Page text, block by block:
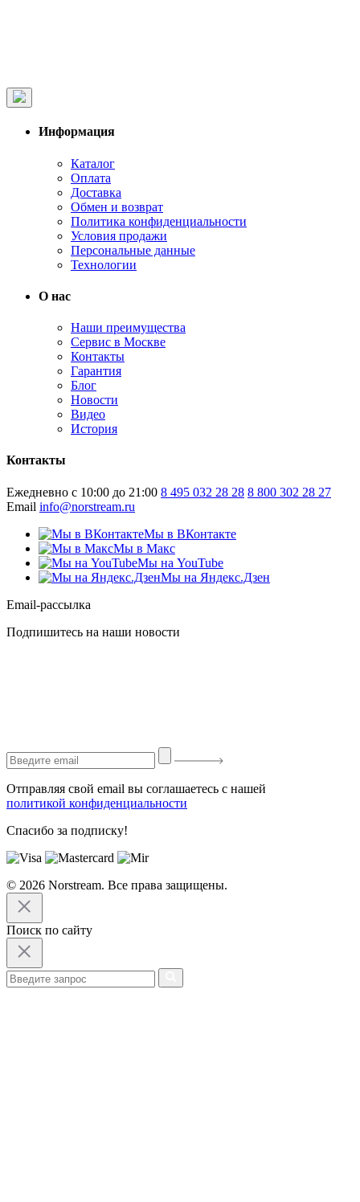
Информация
Каталог
Оплата
Доставка
Обмен и возврат
Политика конфиденциальности
Условия продажи
Персональные данные
Технологии
О нас
Наши преимущества
Сервис в Москве
Контакты
Гарантия
Блог
Новости
Видео
История
Контакты
Ежедневно с 10:00 до 21:00 8 495 032 28 28 8 800 302 28 27
Email info@norstream.ru
Мы в ВКонтакте
Мы в Макс
Мы на YouTube
Мы на Яндекс.Дзен
Email-рассылка
Подпишитесь на наши новости
Отправляя свой email вы соглашаетесь с нашей
политикой конфиденциальности
Спасибо за подписку!
© 2026 Norstream. Все права защищены.
Поиск по сайту